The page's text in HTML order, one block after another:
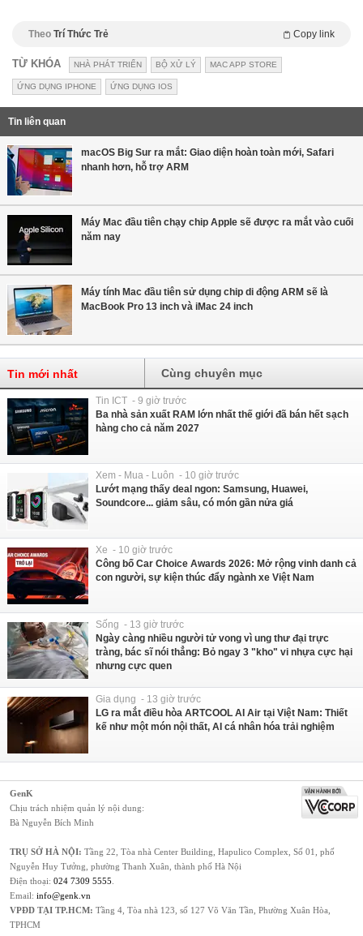
Theo Trí Thức Trẻ Copy link
TỪ KHÓA NHÀ PHÁT TRIỂN BỘ XỬ LÝ MAC APP STORE
ỨNG DỤNG IPHONE ỨNG DỤNG IOS
Tin liên quan
macOS Big Sur ra mắt: Giao diện hoàn toàn mới, Safari
nhanh hơn, hỗ trợ ARM
Máy Mac đầu tiên chạy chip Apple sẽ được ra mắt vào cuối
năm nay
Máy tính Mac đầu tiên sử dụng chip di động ARM sẽ là
MacBook Pro 13 inch và iMac 24 inch
Tin mới nhất Cùng chuyên mục
Tin ICT - 9 giờ trước
Ba nhà sản xuất RAM lớn nhất thế giới đã bán hết sạch
hàng cho cả năm 2027
Xem - Mua - Luôn - 10 giờ trước
Lướt mạng thấy deal ngon: Samsung, Huawei,
Soundcore... giảm sâu, có món gần nửa giá
Xe - 10 giờ trước
Công bố Car Choice Awards 2026: Mở rộng vinh danh cả
con người, sự kiện thúc đẩy ngành xe Việt Nam
Sống - 13 giờ trước
Ngày càng nhiều người tử vong vì ung thư đại trực
tràng, bác sĩ nói thẳng: Bỏ ngay 3 "kho" vi nhựa cực hại
nhưng cực quen
Gia dụng - 13 giờ trước
LG ra mắt điều hòa ARTCOOL AI Air tại Việt Nam: Thiết
kế như một món nội thất, AI cá nhân hóa trải nghiệm
GenK
Chịu trách nhiệm quản lý nội dung:
Bà Nguyễn Bích Minh
TRỤ SỞ HÀ NỘI: Tầng 22, Tòa nhà Center Building, Hapulico Complex, Số 01, phố
Nguyễn Huy Tưởng, phường Thanh Xuân, thành phố Hà Nội
Điện thoại: 024 7309 5555
Email: info@genk.vn
VPĐD TẠI TP.HCM: Tầng 4, Tòa nhà 123, số 127 Võ Văn Tần, Phường Xuân Hòa,
TPHCM